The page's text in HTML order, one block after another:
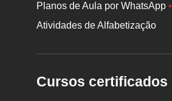
Planos de Aula por WhatsApp•
Atividades de Alfabetização
Cursos certificados